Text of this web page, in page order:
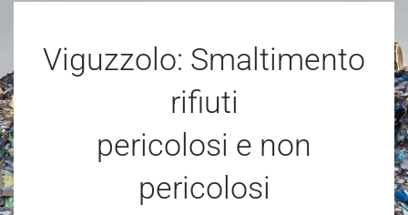
Viguzzolo: Smaltimento
rifiuti
pericolosi e non
pericolosi